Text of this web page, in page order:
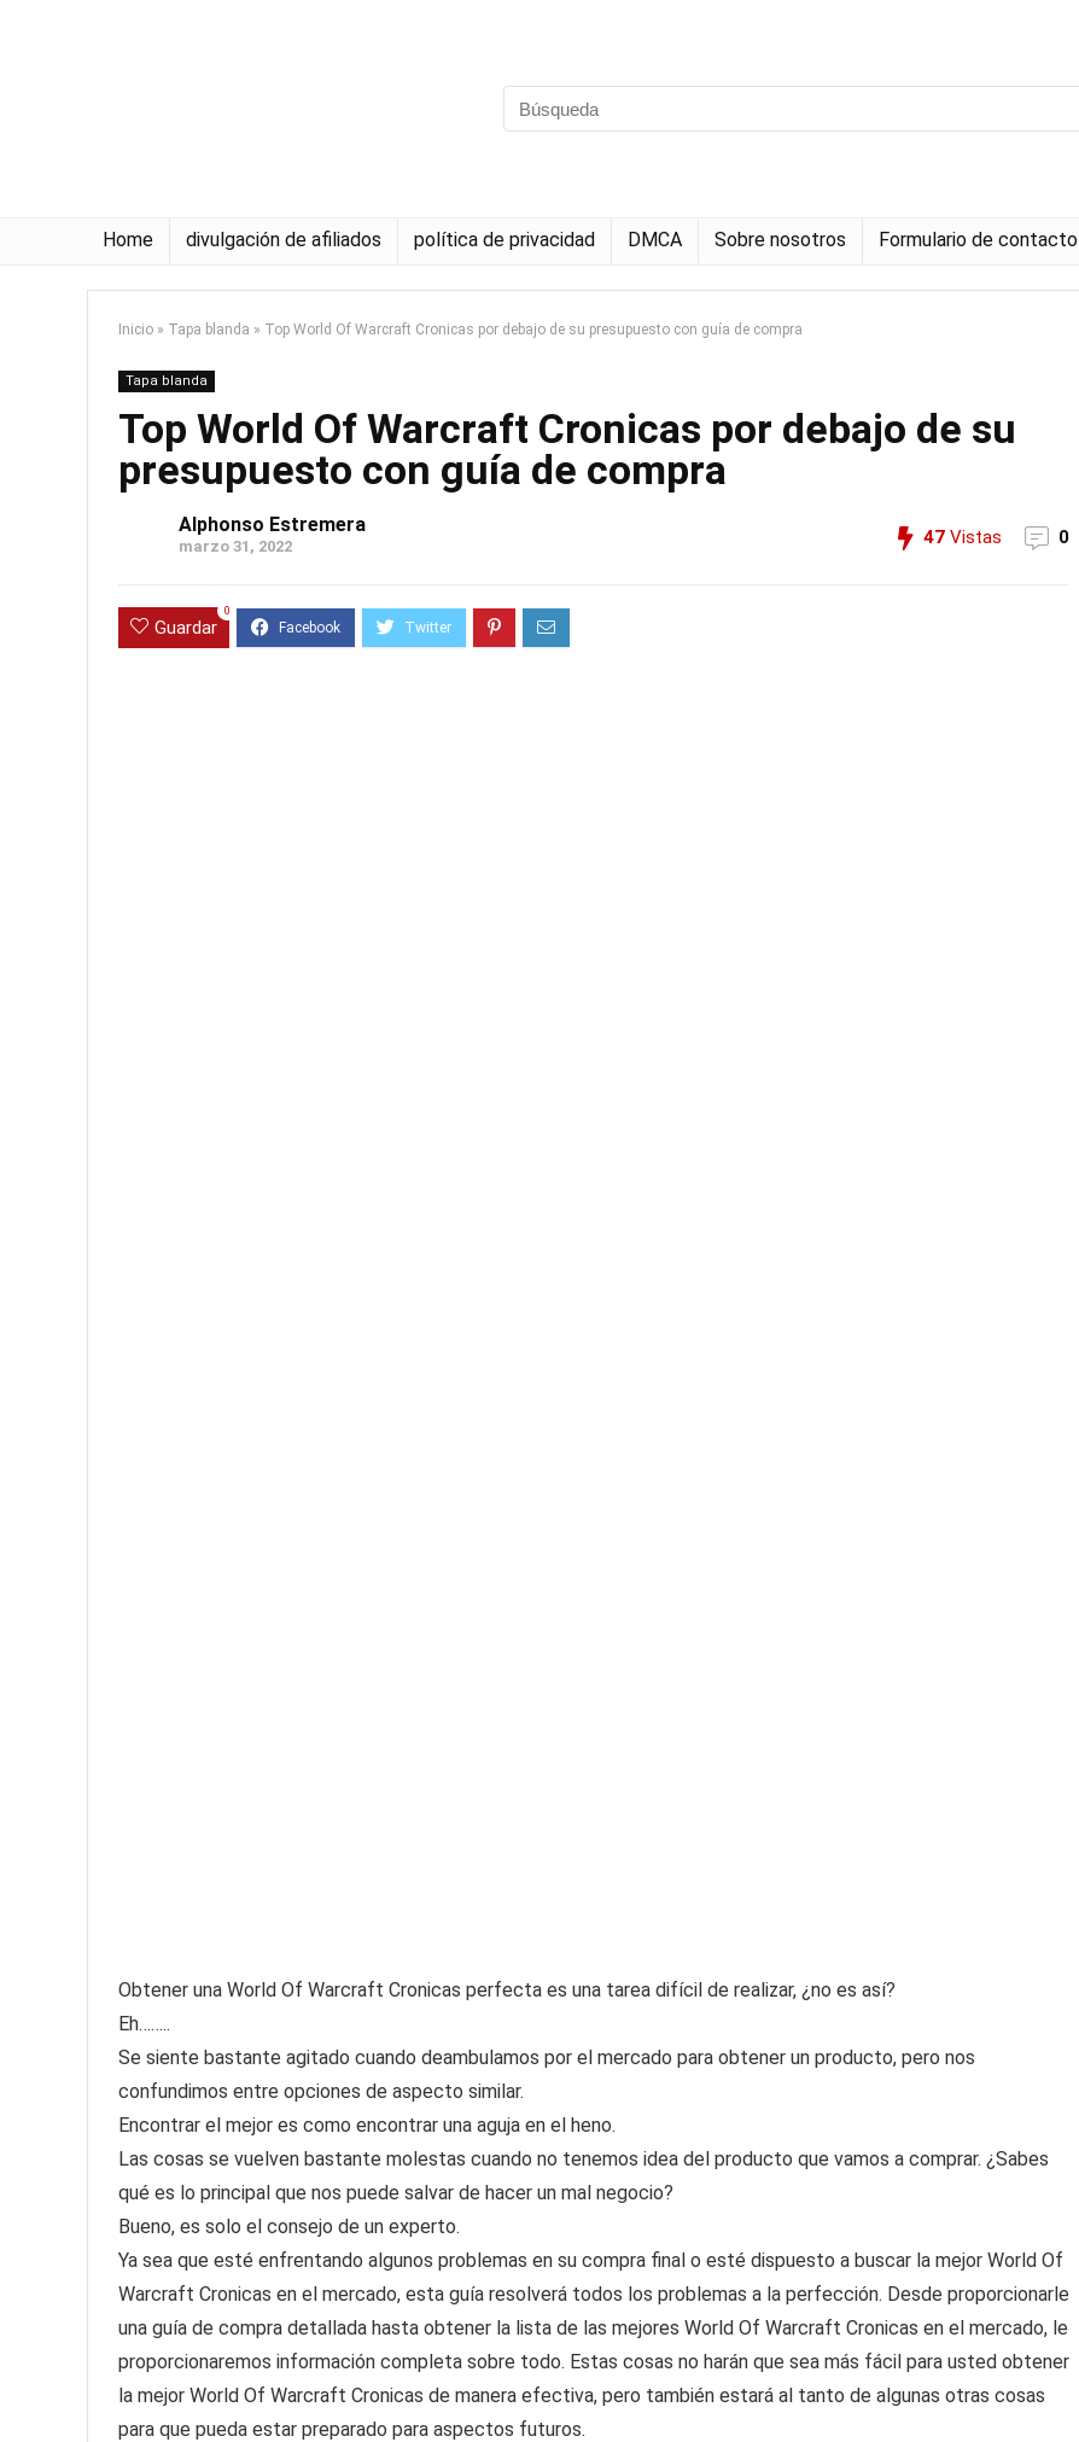
Home divulgación de afiliados política de privacidad DMCA Sobre nosotros Formulario de contacto
Inicio » Tapa blanda » Top World Of Warcraft Cronicas por debajo de su presupuesto con guía de compra
Tapa blanda
Top World Of Warcraft Cronicas por debajo de su
presupuesto con guía de compra
Alphonso Estremera
marzo 31, 2022 47 Vistas 0
Guardar
0
Obtener una World Of Warcraft Cronicas perfecta es una tarea difícil de realizar, ¿no es así?
Eh……..
Se siente bastante agitado cuando deambulamos por el mercado para obtener un producto, pero nos
confundimos entre opciones de aspecto similar.
Encontrar el mejor es como encontrar una aguja en el heno.
Las cosas se vuelven bastante molestas cuando no tenemos idea del producto que vamos a comprar. ¿Sabes
qué es lo principal que nos puede salvar de hacer un mal negocio?
Bueno, es solo el consejo de un experto.
Ya sea que esté enfrentando algunos problemas en su compra final o esté dispuesto a buscar la mejor World Of
Warcraft Cronicas en el mercado, esta guía resolverá todos los problemas a la perfección. Desde proporcionarle
una guía de compra detallada hasta obtener la lista de las mejores World Of Warcraft Cronicas en el mercado, le
proporcionaremos información completa sobre todo. Estas cosas no harán que sea más fácil para usted obtener
la mejor World Of Warcraft Cronicas de manera efectiva, pero también estará al tanto de algunas otras cosas
para que pueda estar preparado para aspectos futuros.